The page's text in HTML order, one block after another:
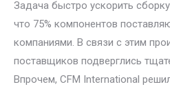
Задача быстро ускорить
что 75% компонентов
компаниями. В связи с этим
поставщиков подверглись
Впрочем, CFM International